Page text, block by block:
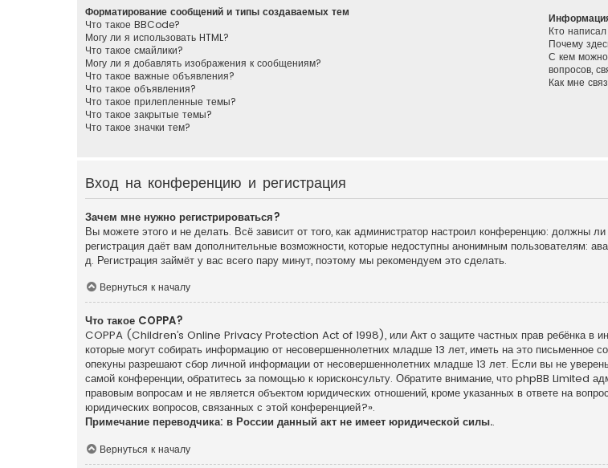
Форматирование сообщений и типы создаваемых тем
Что такое BBCode?
Могу ли я использовать HTML?
Что такое смайлики?
Могу ли я добавлять изображения к сообщениям?
Что такое важные объявления?
Что такое объявления?
Что такое прилепленные темы?
Что такое закрытые темы?
Что такое значки тем?
Кто
Почему
С кем можно
вопросов,
Как мне
Вход на конференцию и регистрация
Зачем мне нужно регистрироваться?
Вы можете этого и не делать. Всё зависит от того, как администратор настроил конференцию: должны
регистрация даёт вам дополнительные возможности, которые недоступны анонимным пользователям:
д. Регистрация займёт у вас всего пару минут, поэтому мы рекомендуем это сделать.
Вернуться к началу
Что такое COPPA?
COPPA (Children’s Online Privacy Protection Act of 1998), или Акт о защите частных прав ребёнка в
которые могут собирать информацию от несовершеннолетних младше 13 лет, иметь на это письменное
опекуны разрешают сбор личной информации от несовершеннолетних младше 13 лет. Если вы не
самой конференции, обратитесь за помощью к юрисконсульту. Обратите внимание, что phpBB Limited
правовым вопросам и не является объектом юридических отношений, кроме указанных в ответе на
юридических вопросов, связанных с этой конференцией?».
Примечание переводчика: в России данный акт не имеет юридической силы..
Вернуться к началу